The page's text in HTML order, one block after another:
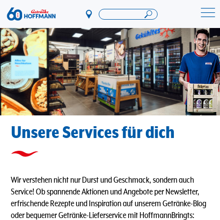
Direkt
zum
Inhalt
Startseite Getränke Hoffmann
Unsere Services für dich
Wir verstehen nicht nur Durst und Geschmack, sondern auch
Service! Ob spannende Aktionen und Angebote per Newsletter,
erfrischende Rezepte und Inspiration auf unserem Getränke-Blog
oder bequemer Getränke-Lieferservice mit HoffmannBringts: